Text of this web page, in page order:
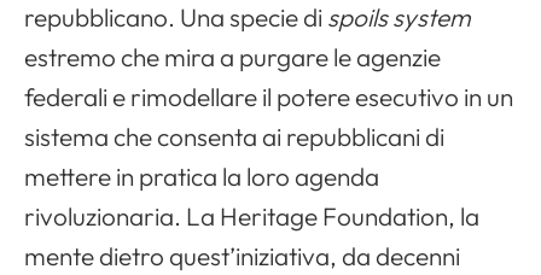
repubblicano. Una specie di spoils system
estremo che mira a purgare le agenzie
federali e rimodellare il potere esecutivo in un
sistema che consenta ai repubblicani di
mettere in pratica la loro agenda
rivoluzionaria. La Heritage Foundation, la
mente dietro quest’iniziativa, da decenni